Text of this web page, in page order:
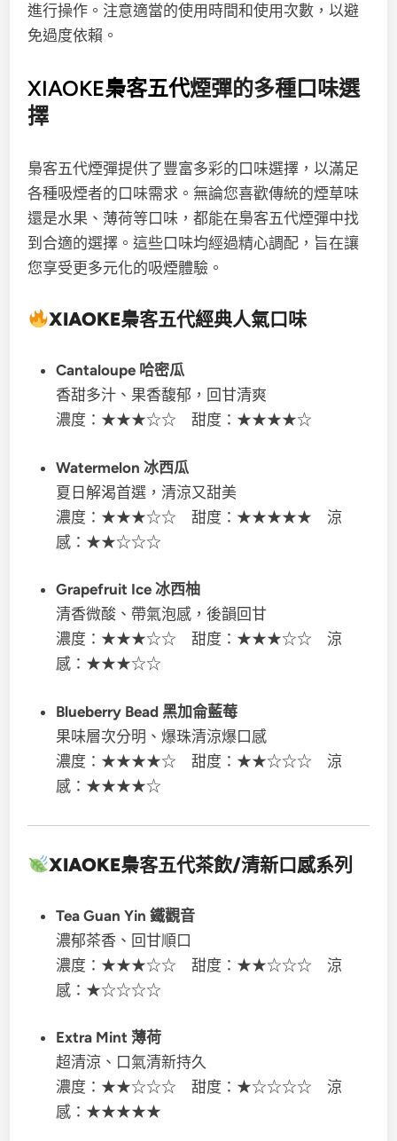
進行操作。注意適當的使用時間和使用次數，以避
免過度依賴。
XIAOKE梟客五代煙彈的多種口味選
擇
梟客五代煙彈提供了豐富多彩的口味選擇，以滿足
各種吸煙者的口味需求。無論您喜歡傳統的煙草味
還是水果、薄荷等口味，都能在梟客五代煙彈中找
到合適的選擇。這些口味均經過精心調配，旨在讓
您享受更多元化的吸煙體驗。
XIAOKE梟客五代經典人氣口味
Cantaloupe 哈密瓜
香甜多汁、果香馥郁，回甘清爽
濃度：★★★☆☆ 甜度：★★★★☆
Watermelon 冰西瓜
夏日解渴首選，清涼又甜美
濃度：★★★☆☆ 甜度：★★★★★ 涼
感：★★☆☆☆
Grapefruit Ice 冰西柚
清香微酸、帶氣泡感，後韻回甘
濃度：★★★☆☆ 甜度：★★★☆☆ 涼
感：★★★☆☆
Blueberry Bead 黑加侖藍莓
果味層次分明、爆珠清涼爆口感
濃度：★★★★☆ 甜度：★★☆☆☆ 涼
感：★★★★☆
XIAOKE梟客五代茶飲/清新口感系列
Tea Guan Yin 鐵觀音
濃郁茶香、回甘順口
濃度：★★★☆☆ 甜度：★★☆☆☆ 涼
感：★☆☆☆☆
Extra Mint 薄荷
超清涼、口氣清新持久
濃度：★★☆☆☆ 甜度：★☆☆☆☆ 涼
感：★★★★★